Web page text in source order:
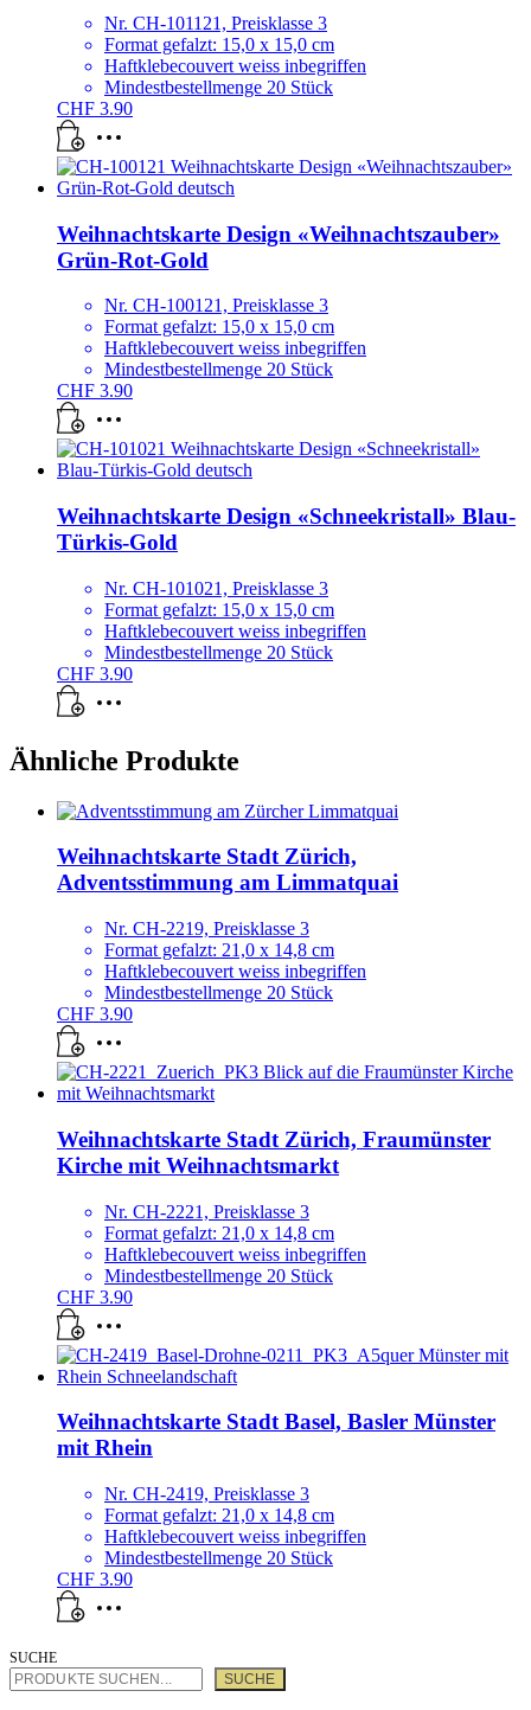
Nr. CH-101121, Preisklasse 3
Format gefalzt: 15,0 x 15,0 cm
Haftklebecouvert weiss inbegriffen
Mindestbestellmenge 20 Stück
CHF 3.90
Weihnachtskarte Design «Weihnachtszauber»
Grün-Rot-Gold
Nr. CH-100121, Preisklasse 3
Format gefalzt: 15,0 x 15,0 cm
Haftklebecouvert weiss inbegriffen
Mindestbestellmenge 20 Stück
CHF 3.90
Weihnachtskarte Design «Schneekristall» Blau-
Türkis-Gold
Nr. CH-101021, Preisklasse 3
Format gefalzt: 15,0 x 15,0 cm
Haftklebecouvert weiss inbegriffen
Mindestbestellmenge 20 Stück
CHF 3.90
Ähnliche Produkte
Weihnachtskarte Stadt Zürich,
Adventsstimmung am Limmatquai
Nr. CH-2219, Preisklasse 3
Format gefalzt: 21,0 x 14,8 cm
Haftklebecouvert weiss inbegriffen
Mindestbestellmenge 20 Stück
CHF 3.90
Weihnachtskarte Stadt Zürich, Fraumünster
Kirche mit Weihnachtsmarkt
Nr. CH-2221, Preisklasse 3
Format gefalzt: 21,0 x 14,8 cm
Haftklebecouvert weiss inbegriffen
Mindestbestellmenge 20 Stück
CHF 3.90
Weihnachtskarte Stadt Basel, Basler Münster
mit Rhein
Nr. CH-2419, Preisklasse 3
Format gefalzt: 21,0 x 14,8 cm
Haftklebecouvert weiss inbegriffen
Mindestbestellmenge 20 Stück
CHF 3.90
SUCHE
SUCHE